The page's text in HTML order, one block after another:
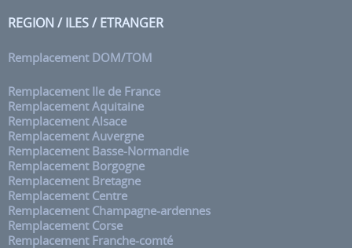
REGION / ILES / ETRANGER
Remplacement DOM/TOM
Remplacement Ile de France
Remplacement Aquitaine
Remplacement Alsace
Remplacement Auvergne
Remplacement Basse-Normandie
Remplacement Borgogne
Remplacement Bretagne
Remplacement Centre
Remplacement Champagne-ardennes
Remplacement Corse
Remplacement Franche-comté